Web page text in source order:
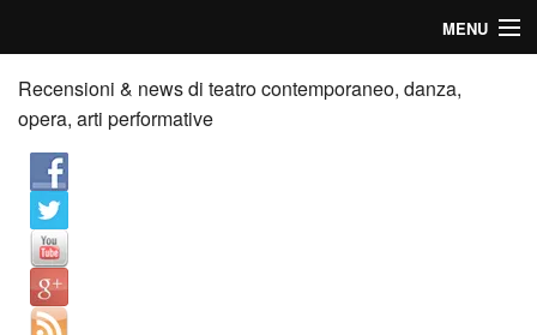
MENU
Home
Recensioni
Anticipazioni
News
Palazzi consiglia
Recensioni & news di teatro contemporaneo, danza,
opera, arti performative